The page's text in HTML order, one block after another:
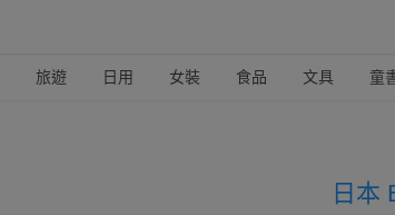
旅遊 日用 女裝 食品 文具 童
日本